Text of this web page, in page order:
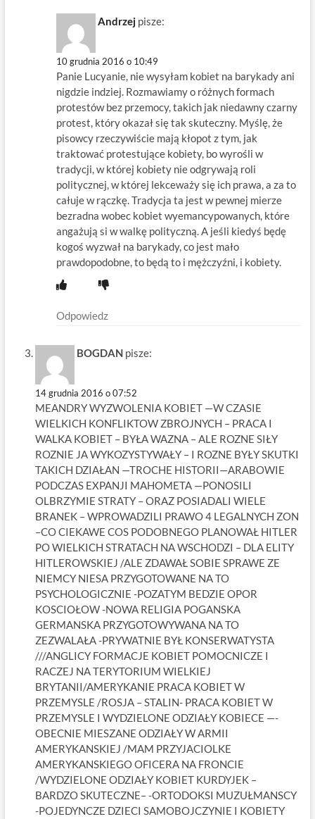
Andrzej pisze:
10 grudnia 2016 o 10:49
Panie Lucyanie, nie wysyłam kobiet na barykady ani
nigdzie indziej. Rozmawiamy o różnych formach
protestów bez przemocy, takich jak niedawny czarny
protest, który okazał się tak skuteczny. Myślę, że
pisowcy rzeczywiście mają kłopot z tym, jak
traktować protestujące kobiety, bo wyrośli w
tradycji, w której kobiety nie odgrywają roli
politycznej, w której lekceważy się ich prawa, a za to
całuje w rączkę. Tradycja ta jest w pewnej mierze
bezradna wobec kobiet wyemancypowanych, które
angażują si w walkę polityczną. A jeśli kiedyś będę
kogoś wyzwał na barykady, co jest mało
prawdopodobne, to będą to i mężczyźni, i kobiety.
Odpowiedz
BOGDAN pisze:
14 grudnia 2016 o 07:52
MEANDRY WYZWOLENIA KOBIET —W CZASIE
WIELKICH KONFLIKTOW ZBROJNYCH – PRACA I
WALKA KOBIET – BYŁA WAZNA – ALE ROZNE SIŁY
ROZNIE JA WYKOZYSTYWAŁY – I ROZNE BYŁY SKUTKI
TAKICH DZIAŁAN —TROCHE HISTORII—ARABOWIE
PODCZAS EXPANJI MAHOMETA —PONOSILI
OLBRZYMIE STRATY – ORAZ POSIADALI WIELE
BRANEK – WPROWADZILI PRAWO 4 LEGALNYCH ZON
–CO CIEKAWE COS PODOBNEGO PLANOWAŁ HITLER
PO WIELKICH STRATACH NA WSCHODZI – DLA ELITY
HITLEROWSKIEJ /ALE ZDAWAŁ SOBIE SPRAWE ZE
NIEMCY NIESA PRZYGOTOWANE NA TO
PSYCHOLOGICZNIE -POZATYM BEDZIE OPOR
KOSCIOŁOW -NOWA RELIGIA POGANSKA
GERMANSKA PRZYGOTOWYWANA NA TO
ZEZWALAŁA -PRYWATNIE BYŁ KONSERWATYSTA
///ANGLICY FORMACJE KOBIET POMOCNICZE I
RACZEJ NA TERYTORIUM WIELKIEJ
BRYTANII/AMERYKANIE PRACA KOBIET W
PRZEMYSLE /ROSJA – STALIN- PRACA KOBIET W
PRZEMYSLE I WYDZIELONE ODZIAŁY KOBIECE —-
OBECNIE MIESZANE ODZIAŁY W ARMII
AMERYKANSKIEJ /MAM PRZYJACIOLKE
AMERYKANSKIEGO OFICERA NA FRONCIE
/WYDZIELONE ODZIAŁY KOBIET KURDYJEK –
BARDZO SKUTECZNE– -ORTODOKSI MUZUŁMANSCY
-POJEDYNCZE DZIECI SAMOBOJCZYNIE I KOBIETY